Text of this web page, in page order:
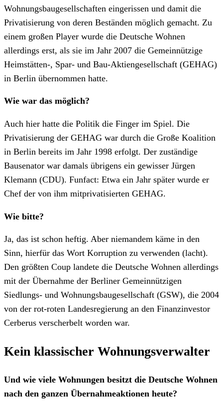
Wohnungsbaugesellschaften eingerissen und damit die
Privatisierung von deren Beständen möglich gemacht. Zu
einem großen Player wurde die Deutsche Wohnen
allerdings erst, als sie im Jahr 2007 die Gemeinnützige
Heimstätten-, Spar- und Bau-Aktiengesellschaft (GEHAG)
in Berlin übernommen hatte.
Wie war das möglich?
Auch hier hatte die Politik die Finger im Spiel. Die
Privatisierung der GEHAG war durch die Große Koalition
in Berlin bereits im Jahr 1998 erfolgt. Der zuständige
Bausenator war damals übrigens ein gewisser Jürgen
Klemann (CDU). Funfact: Etwa ein Jahr später wurde er
Chef der von ihm mitprivatisierten GEHAG.
Wie bitte?
Ja, das ist schon heftig. Aber niemandem käme in den
Sinn, hierfür das Wort Korruption zu verwenden (lacht).
Den größten Coup landete die Deutsche Wohnen allerdings
mit der Übernahme der Berliner Gemeinnützigen
Siedlungs- und Wohnungsbaugesellschaft (GSW), die 2004
von der rot-roten Landesregierung an den Finanzinvestor
Cerberus verscherbelt worden war.
Kein klassischer Wohnungsverwalter
Und wie viele Wohnungen besitzt die Deutsche Wohnen
nach den ganzen Übernahmeaktionen heute?